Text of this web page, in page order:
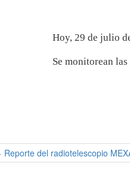
Hoy, 29 de julio
Se monitorean
del radiotelescopio